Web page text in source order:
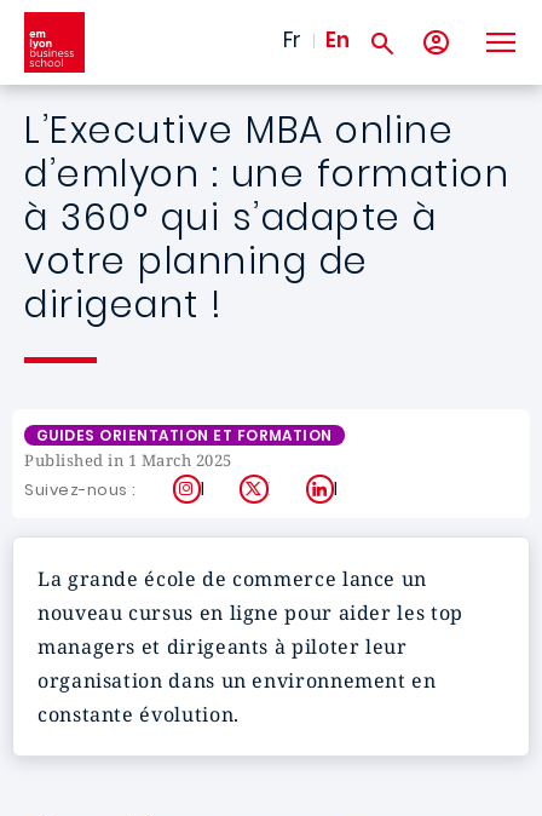
Skip to main content
Fr En
L’Executive MBA online
d’emlyon : une formation
à 360° qui s’adapte à
votre planning de
dirigeant !
GUIDES ORIENTATION ET FORMATION
Published in 1 March 2025
Suivez-nous : Instagram
X LinkedIn
La grande école de commerce lance un
nouveau cursus en ligne pour aider les top
managers et dirigeants à piloter leur
organisation dans un environnement en
constante évolution.